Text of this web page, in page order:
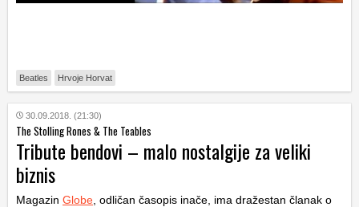
Beatles Hrvoje Horvat
30.09.2018. (21:30)
The Stolling Rones & The Teables
Tribute bendovi – malo nostalgije za veliki
biznis
Magazin Globe , odličan časopis inače, ima dražestan članak o